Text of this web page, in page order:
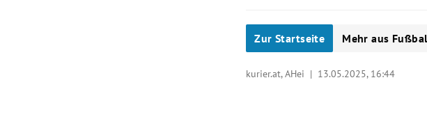
Zur Startseite Mehr aus
kurier.at, AHei | 13.05.2025, 16:44